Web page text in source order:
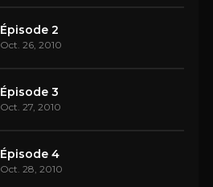
Épisode 2
Oct. 26, 2010
Épisode 3
Oct. 27, 2010
Épisode 4
Oct. 28, 2010